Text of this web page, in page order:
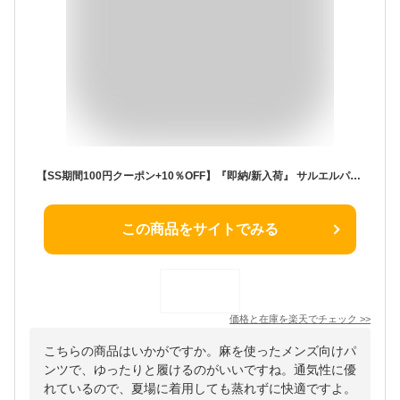
【SS期間100円クーポン+10％OFF】『即納/新入荷』 サルエルパンツ メンズ 春夏 リネンパンツ 夏 麻パンツ 綿麻パンツ ロングパンツ カジュアルパンツ ロングパンツ ワイドパンツ 大きいサイズ 涼しい 冷感 薄手 裾ゴム 無地 快適 ファッション ジョガーパンツ おしゃれ M~5XL
この商品をサイトでみる
価格と在庫を楽天でチェック >>
こちらの商品はいかがですか。麻を使ったメンズ向けパ
ンツで、ゆったりと履けるのがいいですね。通気性に優
れているので、夏場に着用しても蒸れずに快適ですよ。